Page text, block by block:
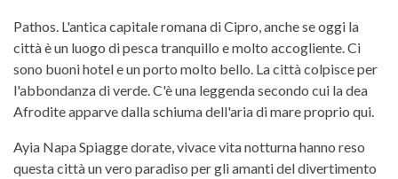
Pathos. L'antica capitale romana di Cipro, anche se oggi la
città è un luogo di pesca tranquillo e molto accogliente. Ci
sono buoni hotel e un porto molto bello. La città colpisce per
l'abbondanza di verde. C'è una leggenda secondo cui la dea
Afrodite apparve dalla schiuma dell'aria di mare proprio qui.
Ayia Napa Spiagge dorate, vivace vita notturna hanno reso
questa città un vero paradiso per gli amanti del divertimento